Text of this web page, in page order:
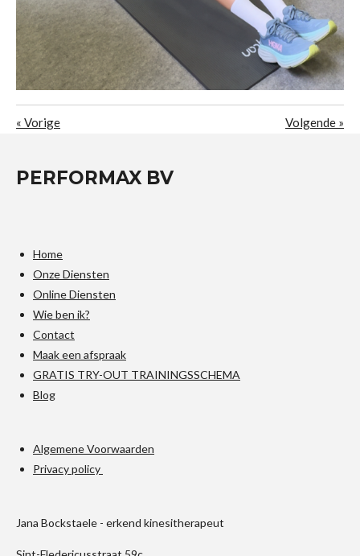
« Vorige Volgende »
PERFORMAX BV
Home
Onze Diensten
Online Diensten
Wie ben ik?
Contact
Maak een afspraak
GRATIS TRY-OUT TRAININGSSCHEMA
Blog
Algemene Voorwaarden
Privacy policy
Jana Bockstaele - erkend kinesitherapeut